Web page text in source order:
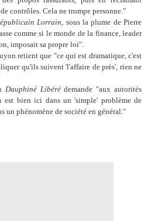
contrôles. Cela ne trompe personne."
Lorrain, sous la plume de Pierre
comme si le monde de la finance, leader
imposait sa propre loi".
retient que "ce qui est dramatique, c'est
qu'ils suivent 'l'affaire de près', rien ne
Dauphiné Libérédemande "aux autorités
est bien ici dans un 'simple' problème de
un phénomène de société en général."